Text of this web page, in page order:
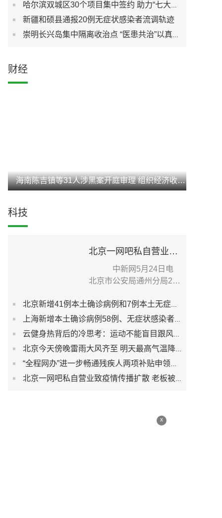
哈尔滨双城区30个项目集中签约 助力“七大都市”建设
新疆和硕县通报20例无症状感染者流调轨迹
崇明长兴岛集中隔离收治点 “医患共治”以真心换真心
财经
海南陈吉镇等31人涉黑案开庭审理 组织经济收入达3亿元
科技
北京一网吧私自营业致疫情传播扩散 老板被刑事立案调查
中新网5月24日电
北京市公安局通州分局24
北京新增41例本土确诊病例和7例本土无症状感染者
上海新增本土确诊病例58例、无症状感染者422例
云健身热背后的冷思考：运动不能盲目跟风而是生活习惯
北京今天傍晚雷雨大风齐至 明天最高气温降至30℃以下
“全程网办”进一步畅通残疾人两项补贴申领渠道
北京一网吧私自营业致疫情传播扩散 老板被刑事立案调查
x